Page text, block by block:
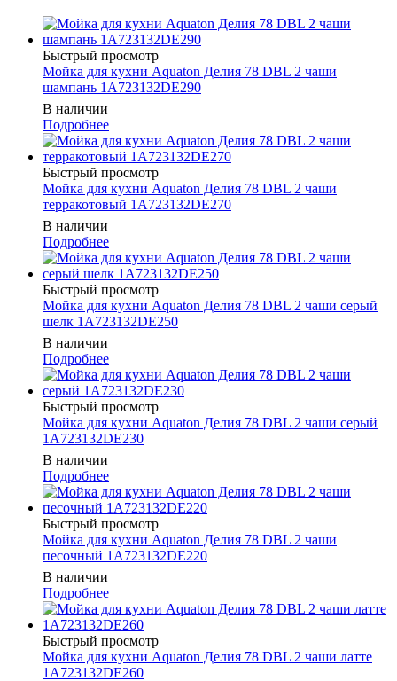
Быстрый просмотр
Мойка для кухни Aquaton Делия 78 DBL 2 чаши
шампань 1A723132DE290
В наличии
Подробнее
Быстрый просмотр
Мойка для кухни Aquaton Делия 78 DBL 2 чаши
терракотовый 1A723132DE270
В наличии
Подробнее
Быстрый просмотр
Мойка для кухни Aquaton Делия 78 DBL 2 чаши серый
шелк 1A723132DE250
В наличии
Подробнее
Быстрый просмотр
Мойка для кухни Aquaton Делия 78 DBL 2 чаши серый
1A723132DE230
В наличии
Подробнее
Быстрый просмотр
Мойка для кухни Aquaton Делия 78 DBL 2 чаши
песочный 1A723132DE220
В наличии
Подробнее
Быстрый просмотр
Мойка для кухни Aquaton Делия 78 DBL 2 чаши латте
1A723132DE260